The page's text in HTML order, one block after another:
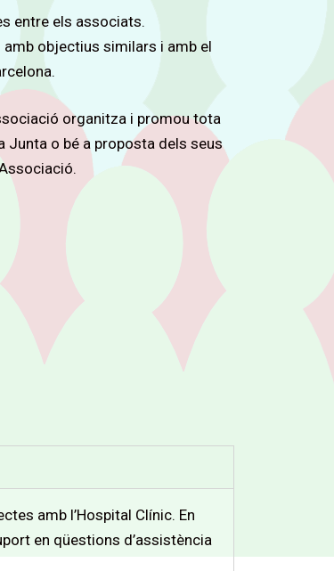
entre els associats.
objectius similars i amb el
organitza i promou tota
Junta o bé a proposta dels seus
amb l’Hospital Clínic. En
en qüestions d’assistència